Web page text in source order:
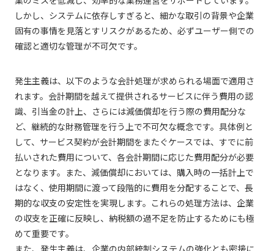
しかし、システムに依存しすぎると、細かな取引の背景や企業
固有の事情を見落とすリスクがあるため、必ずユーザー側での
確認と適切な管理が不可欠です。
発生主義は、以下のような会計処理が求められる場面で適用さ
れます。会計期間を越えて提供されるサービスに伴う費用の認
識、引当金の計上、さらには減価償却を行う際の費用配分な
ど、継続的な財務管理を行う上で不可欠な概念です。具体例と
して、サービス契約が会計期間をまたぐケースでは、すでに前
払いされた費用について、各会計期間に応じた費用配分が必要
となります。また、減価償却においては、購入時の一括計上で
はなく、使用期間に渡って段階的に費用を分配することで、長
期的な収支の安定性を実現します。これらの処理方法は、企業
の収支を正確に反映し、納税額の過不足を防止するためにも極
めて重要です。
また、発生主義は、企業の内部統制システムの強化とも密接に